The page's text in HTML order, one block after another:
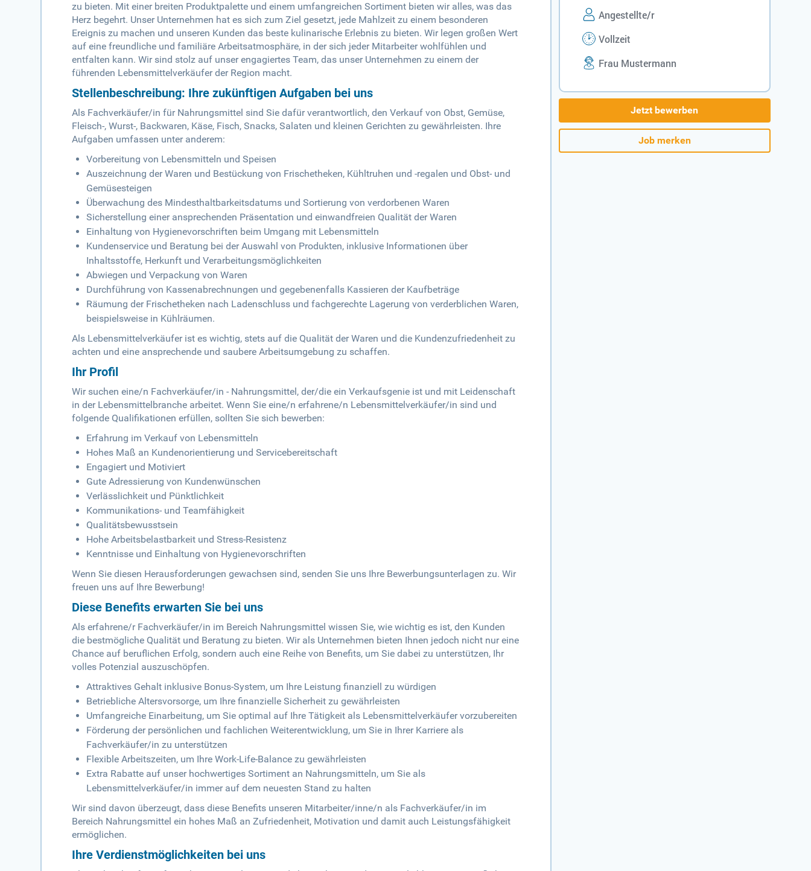
zu bieten. Mit einer breiten Produktpalette und einem umfangreichen Sortiment bieten wir alles, was das
Herz begehrt. Unser Unternehmen hat es sich zum Ziel gesetzt, jede Mahlzeit zu einem besonderen
Ereignis zu machen und unseren Kunden das beste kulinarische Erlebnis zu bieten. Wir legen großen Wert
auf eine freundliche und familiäre Arbeitsatmosphäre, in der sich jeder Mitarbeiter wohlfühlen und
entfalten kann. Wir sind stolz auf unser engagiertes Team, das unser Unternehmen zu einem der
führenden Lebensmittelverkäufer der Region macht.
Stellenbeschreibung: Ihre zukünftigen Aufgaben bei uns
Als Fachverkäufer/in für Nahrungsmittel sind Sie dafür verantwortlich, den Verkauf von Obst, Gemüse,
Fleisch-, Wurst-, Backwaren, Käse, Fisch, Snacks, Salaten und kleinen Gerichten zu gewährleisten. Ihre
Aufgaben umfassen unter anderem:
Vorbereitung von Lebensmitteln und Speisen
Auszeichnung der Waren und Bestückung von Frischetheken, Kühltruhen und -regalen und Obst- und
Gemüsesteigen
Überwachung des Mindesthaltbarkeitsdatums und Sortierung von verdorbenen Waren
Sicherstellung einer ansprechenden Präsentation und einwandfreien Qualität der Waren
Einhaltung von Hygienevorschriften beim Umgang mit Lebensmitteln
Kundenservice und Beratung bei der Auswahl von Produkten, inklusive Informationen über
Inhaltsstoffe, Herkunft und Verarbeitungsmöglichkeiten
Abwiegen und Verpackung von Waren
Durchführung von Kassenabrechnungen und gegebenenfalls Kassieren der Kaufbeträge
Räumung der Frischetheken nach Ladenschluss und fachgerechte Lagerung von verderblichen Waren,
beispielsweise in Kühlräumen.
Als Lebensmittelverkäufer ist es wichtig, stets auf die Qualität der Waren und die Kundenzufriedenheit zu
achten und eine ansprechende und saubere Arbeitsumgebung zu schaffen.
Ihr Profil
Wir suchen eine/n Fachverkäufer/in - Nahrungsmittel, der/die ein Verkaufsgenie ist und mit Leidenschaft
in der Lebensmittelbranche arbeitet. Wenn Sie eine/n erfahrene/n Lebensmittelverkäufer/in sind und
folgende Qualifikationen erfüllen, sollten Sie sich bewerben:
Erfahrung im Verkauf von Lebensmitteln
Hohes Maß an Kundenorientierung und Servicebereitschaft
Engagiert und Motiviert
Gute Adressierung von Kundenwünschen
Verlässlichkeit und Pünktlichkeit
Kommunikations- und Teamfähigkeit
Qualitätsbewusstsein
Hohe Arbeitsbelastbarkeit und Stress-Resistenz
Kenntnisse und Einhaltung von Hygienevorschriften
Wenn Sie diesen Herausforderungen gewachsen sind, senden Sie uns Ihre Bewerbungsunterlagen zu. Wir
freuen uns auf Ihre Bewerbung!
Diese Benefits erwarten Sie bei uns
Als erfahrene/r Fachverkäufer/in im Bereich Nahrungsmittel wissen Sie, wie wichtig es ist, den Kunden
die bestmögliche Qualität und Beratung zu bieten. Wir als Unternehmen bieten Ihnen jedoch nicht nur eine
Chance auf beruflichen Erfolg, sondern auch eine Reihe von Benefits, um Sie dabei zu unterstützen, Ihr
volles Potenzial auszuschöpfen.
Attraktives Gehalt inklusive Bonus-System, um Ihre Leistung finanziell zu würdigen
Betriebliche Altersvorsorge, um Ihre finanzielle Sicherheit zu gewährleisten
Umfangreiche Einarbeitung, um Sie optimal auf Ihre Tätigkeit als Lebensmittelverkäufer vorzubereiten
Förderung der persönlichen und fachlichen Weiterentwicklung, um Sie in Ihrer Karriere als
Fachverkäufer/in zu unterstützen
Flexible Arbeitszeiten, um Ihre Work-Life-Balance zu gewährleisten
Extra Rabatte auf unser hochwertiges Sortiment an Nahrungsmitteln, um Sie als
Lebensmittelverkäufer/in immer auf dem neuesten Stand zu halten
Wir sind davon überzeugt, dass diese Benefits unseren Mitarbeiter/inne/n als Fachverkäufer/in im
Bereich Nahrungsmittel ein hohes Maß an Zufriedenheit, Motivation und damit auch Leistungsfähigkeit
ermöglichen.
Ihre Verdienstmöglichkeiten bei uns
Angestellte/r
Vollzeit
Frau Mustermann
Jetzt bewerben
Job merken